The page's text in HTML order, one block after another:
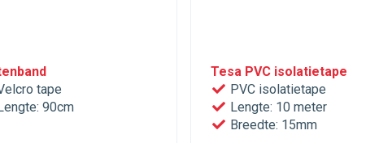
tape
Lengte: 90cm
Tesa PVC isolatietape
PVC isolatietape
Lengte: 10 meter
Breedte: 15mm